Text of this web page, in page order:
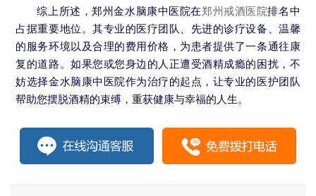
综上所述，郑州金水脑康中医院在郑州戒酒医院排名中
占据重要地位。其专业的医疗团队、先进的诊疗设备、温馨
的服务环境以及合理的费用价格，为患者提供了一条通往康
复的道路。如果您或您身边的人正遭受酒精成瘾的困扰，不
妨选择金水脑康中医院作为治疗的起点，让专业的医护团队
帮助您摆脱酒精的束缚，重获健康与幸福的人生。